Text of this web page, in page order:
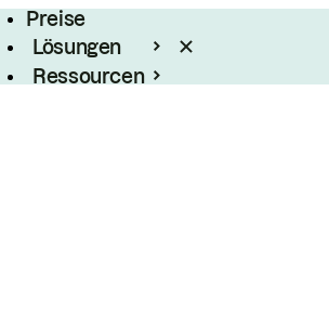
Preise
Lösungen
Ressourcen